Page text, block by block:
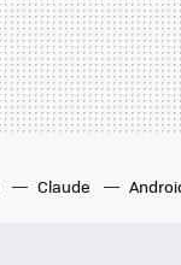
Claude